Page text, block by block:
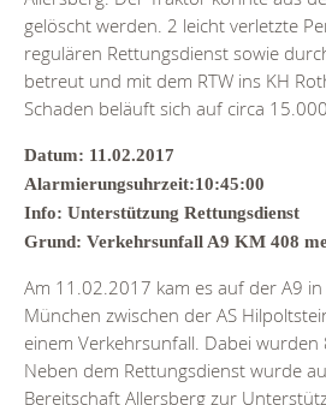
gelöscht werden. 2 leicht verletzte
regulären Rettungsdienst sowie
betreut und mit dem RTW ins KH
Schaden beläuft sich auf circa
Datum: 11.02.2017
Alarmierungsuhrzeit:10:45:00
Info: Unterstützung Rettungsdienst
Grund: Verkehrsunfall A9 KM 408
Am 11.02.2017 kam es auf der A9
München zwischen der AS
einem Verkehrsunfall. Dabei wurden
Neben dem Rettungsdienst wurde
Bereitschaft Allersberg zur